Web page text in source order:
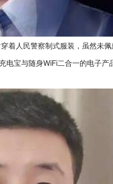
着人民警察制式服装，虽然未
电宝与随身WiFi二合一的电子